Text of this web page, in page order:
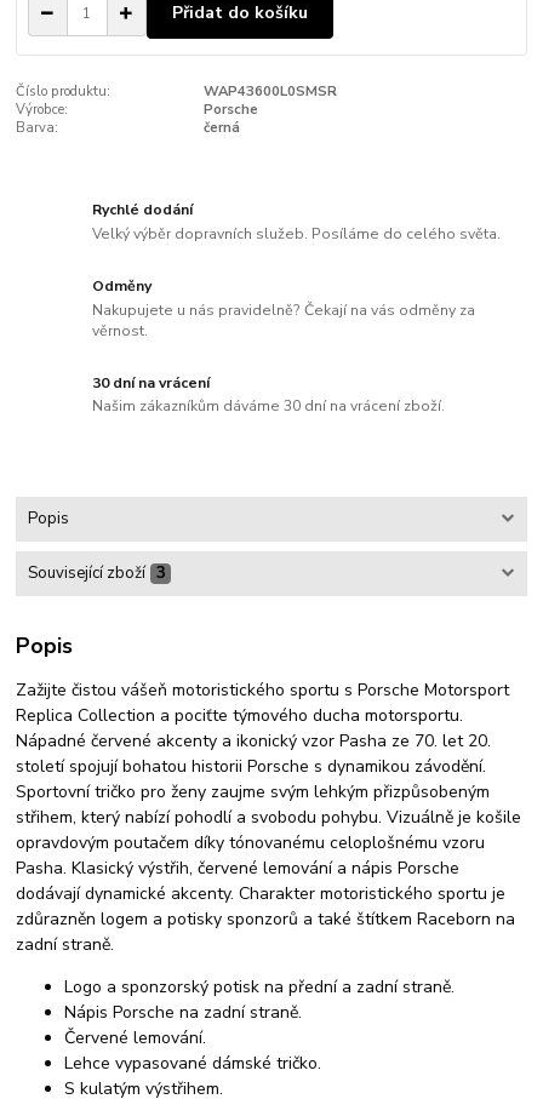
Přidat do košíku
Číslo produktu:
WAP43600L0SMSR
Výrobce:
Porsche
Barva:
černá
Rychlé dodání
Velký výběr dopravních služeb. Posíláme do celého světa.
Odměny
Nakupujete u nás pravidelně? Čekají na vás odměny za
věrnost.
30 dní na vrácení
Našim zákazníkům dáváme 30 dní na vrácení zboží.
Popis
Související zboží 3
Popis
Zažijte čistou vášeň motoristického sportu s Porsche Motorsport
Replica Collection a pociťte týmového ducha motorsportu.
Nápadné červené akcenty a ikonický vzor Pasha ze 70. let 20.
století spojují bohatou historii Porsche s dynamikou závodění.
Sportovní tričko pro ženy zaujme svým lehkým přizpůsobeným
střihem, který nabízí pohodlí a svobodu pohybu. Vizuálně je košile
opravdovým poutačem díky tónovanému celoplošnému vzoru
Pasha. Klasický výstřih, červené lemování a nápis Porsche
dodávají dynamické akcenty. Charakter motoristického sportu je
zdůrazněn logem a potisky sponzorů a také štítkem Raceborn na
zadní straně.
Logo a sponzorský potisk na přední a zadní straně.
Nápis Porsche na zadní straně.
Červené lemování.
Lehce vypasované dámské tričko.
S kulatým výstřihem.